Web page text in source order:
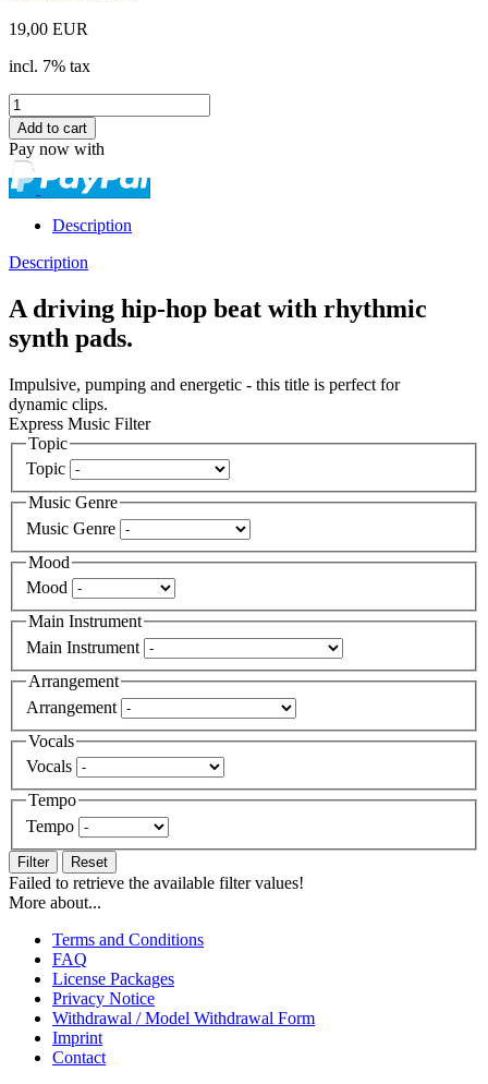
19,00 EUR
incl. 7% tax
Pay now with
Description
Description
A driving hip-hop beat with rhythmic
synth pads.
Impulsive, pumping and energetic - this title is perfect for
dynamic clips.
Express Music Filter
Topic
Topic
Music Genre
Music Genre
Mood
Mood
Main Instrument
Main Instrument
Arrangement
Arrangement
Vocals
Vocals
Tempo
Tempo
Filter Reset
Failed to retrieve the available filter values!
More about...
Terms and Conditions
FAQ
License Packages
Privacy Notice
Withdrawal / Model Withdrawal Form
Imprint
Contact